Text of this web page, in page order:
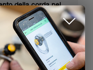
della corda nei
considerato
l’energia della
il suo effetto in
non può essere
potrebbe essere